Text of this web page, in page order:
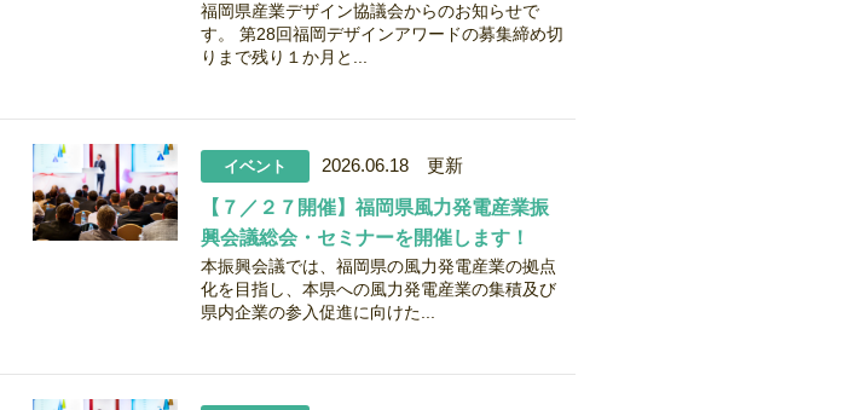
福岡県産業デザイン協議会からのお知らせで
す。 第28回福岡デザインアワードの募集締め切
りまで残り１か月と...
イベント 2026.06.18 更新
【７／２７開催】福岡県風力発電産業振
興会議総会・セミナーを開催します！
本振興会議では、福岡県の風力発電産業の拠点
化を目指し、本県への風力発電産業の集積及び
県内企業の参入促進に向けた...